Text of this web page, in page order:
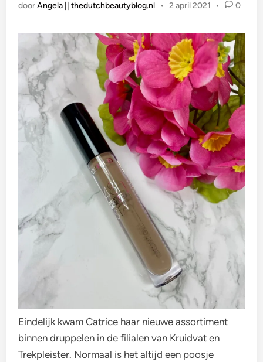
doorAngela || thedutchbeautyblog.nl • 2 april 2021 • 0
Eindelijk kwam Catrice haar nieuwe assortiment
binnen druppelen in de filialen van Kruidvat en
Trekpleister. Normaal is het altijd een poosje